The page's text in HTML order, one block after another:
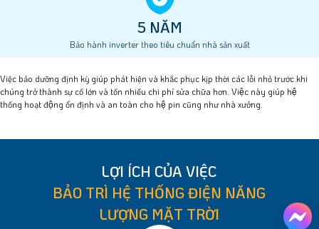
5 NĂM
Bảo hành inverter theo tiêu chuẩn nhà sản xuất
Việc bảo dưỡng định kỳ giúp phát hiện và khắc phục kịp thời các lỗi nhỏ trước khi
chúng trở thành sự cố lớn và tốn nhiều chi phí sửa chữa hơn. Việc này giúp hệ
thống hoạt động ổn định và an toàn cho hệ pin cũng như nhà xưởng.
LỢI ÍCH CỦA VIỆC
BẢO TRÌ HỆ THỐNG ĐIỆN NĂNG
LƯỢNG MẶT TRỜI